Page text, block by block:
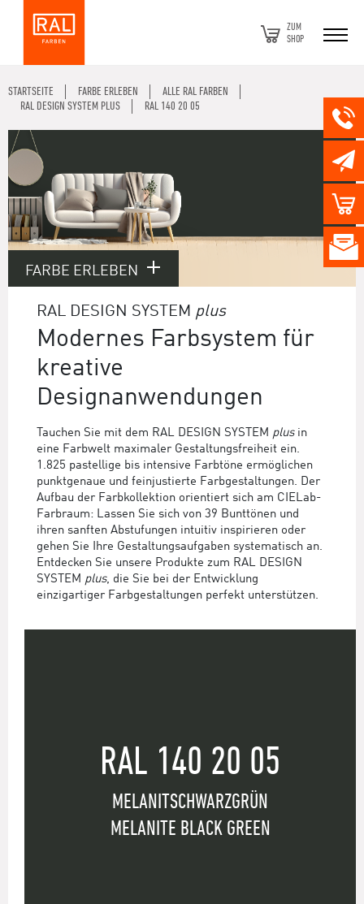
ZUM
SHOP
STARTSEITE FARBE ERLEBEN
ALLE RAL FARBEN
RAL DESIGN SYSTEM PLUS
RAL 140 20 05
FARBE ERLEBEN
RAL DESIGN SYSTEM plus
Modernes Farbsystem für
kreative
Designanwendungen
Tauchen Sie mit dem RAL DESIGN SYSTEM plusin
eine Farbwelt maximaler Gestaltungsfreiheit ein.
1.825 pastellige bis intensive Farbtöne ermöglichen
punktgenaue und feinjustierte Farbgestaltungen. Der
Aufbau der Farbkollektion orientiert sich am CIELab-
Farbraum: Lassen Sie sich von 39 Bunttönen und
ihren sanften Abstufungen intuitiv inspirieren oder
gehen Sie Ihre Gestaltungsaufgaben systematisch an.
Entdecken Sie unsere Produkte zum RAL DESIGN
SYSTEM plus, die Sie bei der Entwicklung
einzigartiger Farbgestaltungen perfekt unterstützen.
RAL 140 20 05
MELANITSCHWARZGRÜN
MELANITE BLACK GREEN